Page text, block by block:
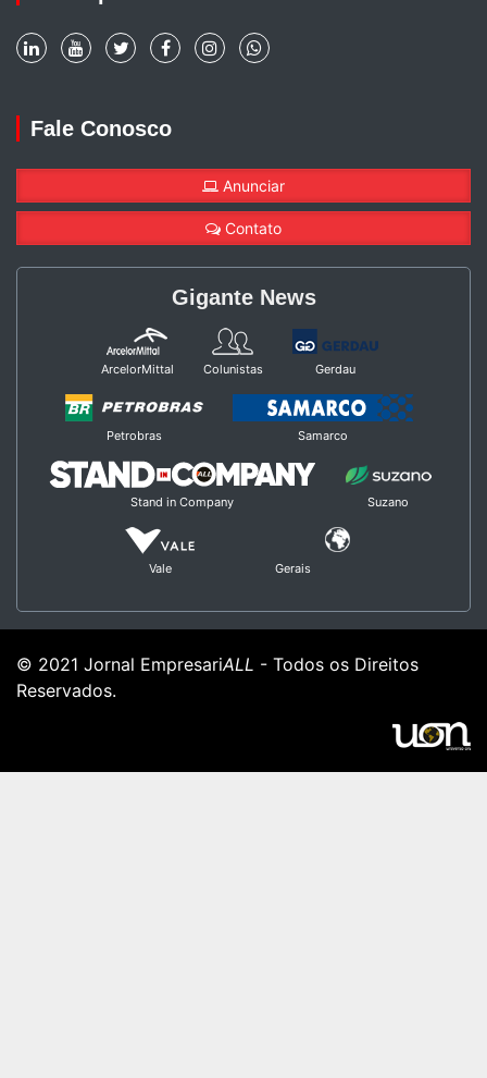
Fale Conosco
Anunciar
Contato
Gigante News
ArcelorMittal Colunistas Gerdau
Petrobras Samarco
Stand in Company Suzano
Vale Gerais
© 2021 Jornal EmpresariALL - Todos os Direitos
Reservados.